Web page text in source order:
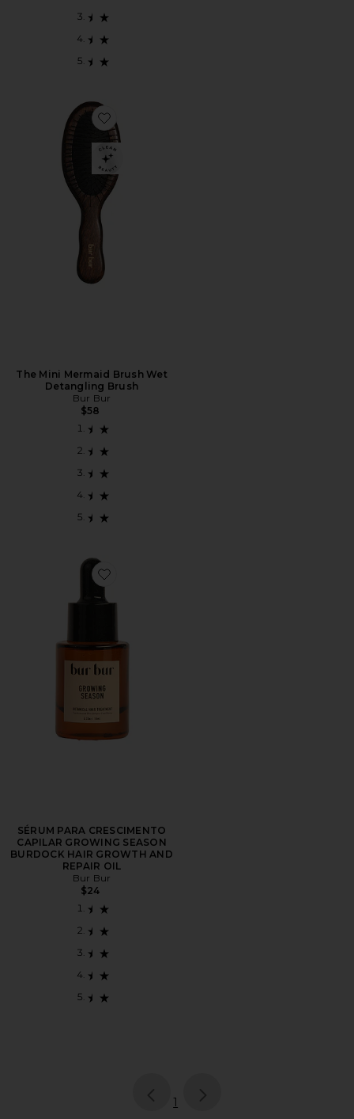
Favorite The Mini Mermaid Brush Wet Detangling
The Mini Mermaid Brush Wet
Detangling Brush
Bur Bur
$58
Favorite SÉRUM PARA CRESCIMENTO CAPILAR
SÉRUM PARA CRESCIMENTO
CAPILAR GROWING SEASON
BURDOCK HAIR GROWTH AND
REPAIR OIL
Bur Bur
$24
page
1